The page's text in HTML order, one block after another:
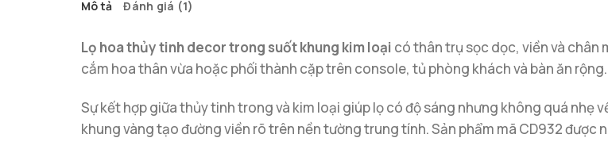
Mô tả Đánh giá (1)
Lọ hoa thủy tinh decor trong suốt khung kim loại có thân trụ sọc dọc, viền và chân
cắm hoa thân vừa hoặc phối thành cặp trên console, tủ phòng khách và bàn ăn rộng.
Sự kết hợp giữa thủy tinh trong và kim loại giúp lọ có độ sáng nhưng không quá nhẹ
khung vàng tạo đường viền rõ trên nền tường trung tính. Sản phẩm mã CD932